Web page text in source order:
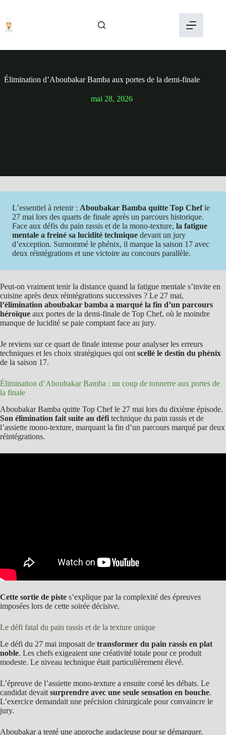
contenu
Élimination d’Aboubakar Bamba aux portes de la demi-finale
mai 28, 2026
L’essentiel à retenir : Aboubakar Bamba quitte Top Chefle
27 mai lors des quarts de finale après un parcours historique.
Face aux défis du pain rassis et de la mono-texture, la fatigue
mentale a freiné sa lucidité technique devant un jury
d’exception. Surnommé le phénix, il marque la saison 17 avec
deux réintégrations et une victoire au concours parallèle.
Peut-on vraiment tenir la distance quand la fatigue mentale s’invite en
cuisine après deux réintégrations successives ? Le 27 mai,
l’élimination aboubakar bamba a marqué la fin d’un parcours
héroïque aux portes de la demi-finale de Top Chef, où le moindre
manque de lucidité se paie comptant face au jury.
Je reviens sur ce quart de finale intense pour analyser les erreurs
techniques et les choix stratégiques qui ont scellé le destin du phénix
de la saison 17.
Élimination d’Aboubakar Bamba : un coup de tonnerre aux portes de
la finale
Aboubakar Bamba quitte Top Chef le 27 mai lors du dixième épisode.
Son élimination fait suite au défi technique du pain rassis et de
l’assiette mono-texture, marquant la fin d’un parcours marqué par deux
réintégrations.
Cette sortie de piste s’explique par la complexité des épreuves
imposées lors de cette soirée décisive.
Le défi fatal du pain rassis et de la texture unique
Le défi du 27 mai imposait de transformer du pain rassis en plat
noble. Les chefs exigeaient une créativité totale pour ce produit
modeste. Le niveau technique était particulièrement élevé.
L’épreuve de l’assiette mono-texture a ensuite corsé les débats. Le
candidat devait surprendre avec une seule sensation en bouche.
L’exercice demandait une précision chirurgicale pour convaincre le
jury.
Aboubakar a tenté une approche audacieuse pour se démarquer.